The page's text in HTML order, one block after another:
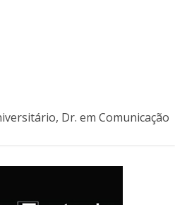
Dr. em Comunicação